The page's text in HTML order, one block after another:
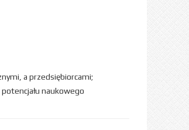
a przedsiębiorcami;
naukowego